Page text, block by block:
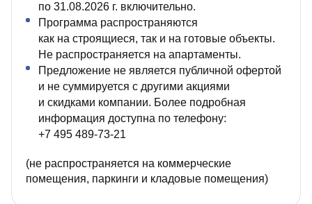
по 31.08.2026 г. включительно.
Программа распространяются
как на строящиеся, так и на готовые объекты.
Не распространяется на апартаменты.
Предложение не является публичной офертой
и не суммируется с другими акциями
и скидками компании. Более подробная
информация доступна по телефону:
+7 495 489‑73‑21
(не распространяется на коммерческие
помещения, паркинги и кладовые помещения)